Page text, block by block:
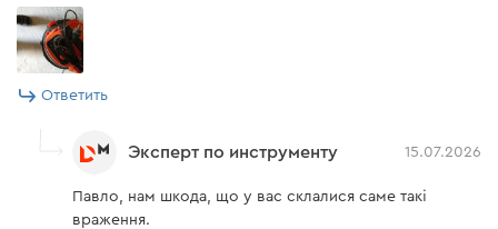
Ответить
Эксперт по инструменту 15.07.2026
Павло, нам шкода, що у вас склалися саме такі
враження.